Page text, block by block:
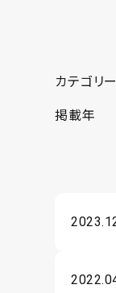
カテゴリー
掲載年